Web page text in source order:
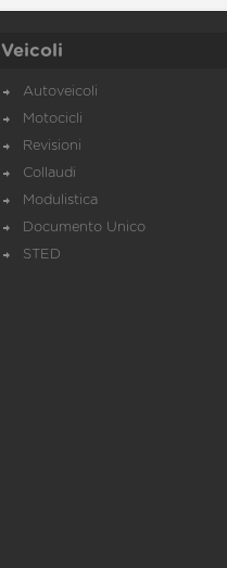
Veicoli
Autoveicoli
Motocicli
Revisioni
Collaudi
Modulistica
Documento Unico
STED